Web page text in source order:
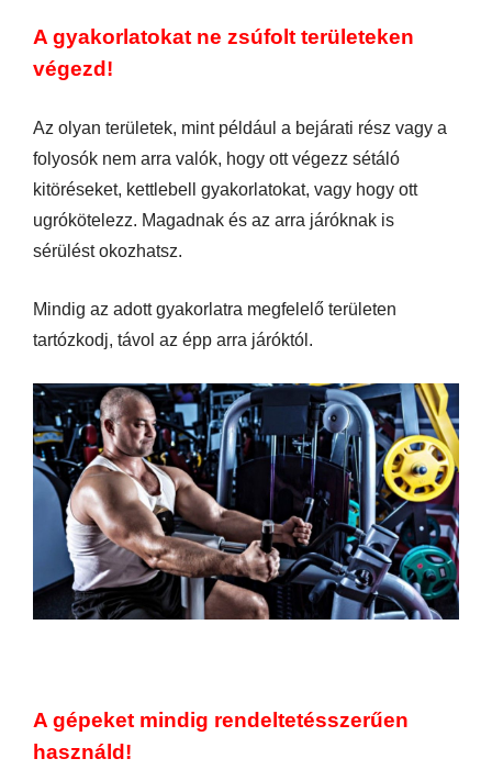
A gyakorlatokat ne zsúfolt területeken
végezd!
Az olyan területek, mint például a bejárati rész vagy a
folyosók nem arra valók, hogy ott végezz sétáló
kitöréseket, kettlebell gyakorlatokat, vagy hogy ott
ugrókötelezz. Magadnak és az arra járóknak is
sérülést okozhatsz.
Mindig az adott gyakorlatra megfelelő területen
tartózkodj, távol az épp arra járóktól.
A gépeket mindig rendeltetésszerűen
használd!